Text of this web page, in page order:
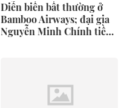
Diễn biến bất thường ở
Bamboo Airways; đại gia
Nguyễn Minh Chính tiềm